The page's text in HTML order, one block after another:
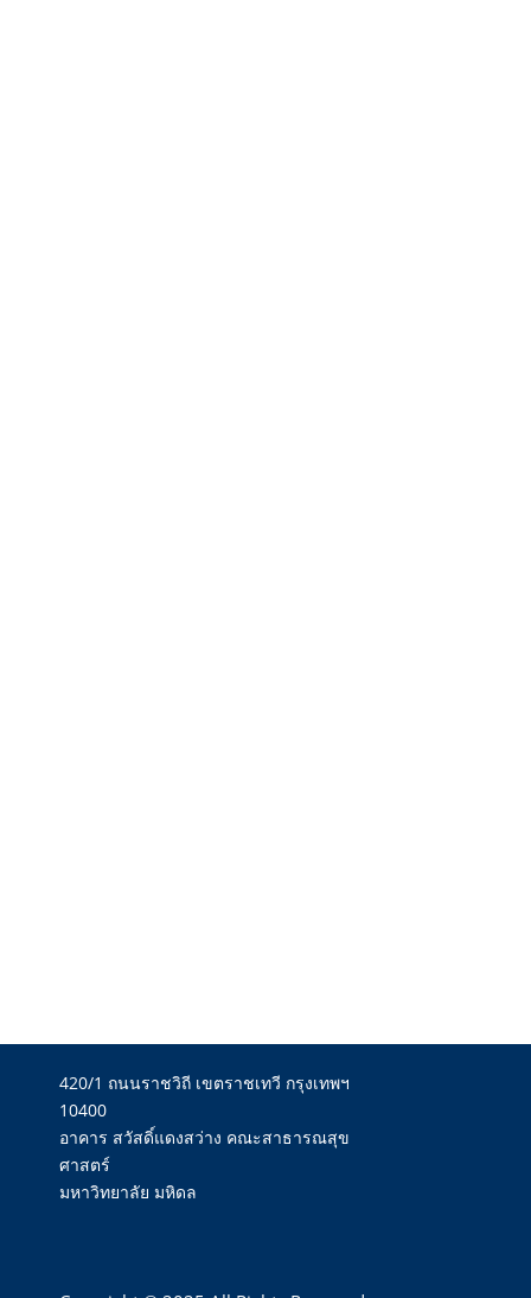
​​420/1 ถนนราชวิถี เขตราชเทวี กรุงเทพฯ
10400
อาคาร สวัสดิ์แดงสว่าง คณะสาธารณสุข
ศาสตร์
มหาวิทยาลัย มหิดล